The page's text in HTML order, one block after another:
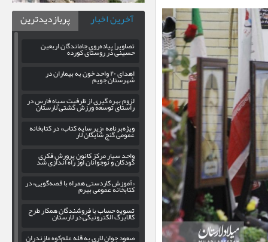
آخرین اخبار پربازدیدترین
تصاویر| پیاده‌روی جاماندگان اربعین
حسینی در روستای کورده
اهدای ۲۰ واحد خون به بیماران درشهرستان جویم
لزوم بهره‌ گیری از ظرفیت سپاه فارس در
راستای توسعه ورزش کشتی لارستان
ویژه‌برنامه «زیر سایه کتاب» در کتابخانه
عمومی گنج شایگان لار
واحد سیار مرکز کانون پرورش فکری
کودکان و نوجوانان اوز راه اندازی شد
«آموزش کاردستی همراه با قصه‌گویی» در
کتابخانه عمومی بیرم
تسویه حساب با فروشندگان همکار طرح
کالابرگ الکترونیکی در لارستان
صعود جوان لاری به قله علم‌کوه مازندران